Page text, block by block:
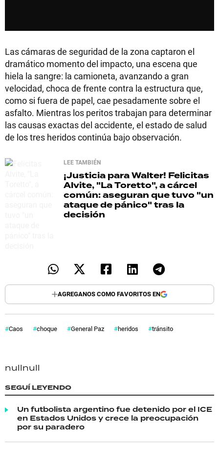
Las cámaras de seguridad de la zona captaron el
dramático momento del impacto, una escena que
hiela la sangre: la camioneta, avanzando a gran
velocidad, choca de frente contra la estructura que,
como si fuera de papel, cae pesadamente sobre el
asfalto. Mientras los peritos trabajan para determinar
las causas exactas del accidente, el estado de salud
de los tres heridos continúa bajo observación.
LEE TAMBIÉN
¡Justicia para Walter! Felicitas
Alvite, "La Toretto", a cárcel
común: aseguran que tuvo "un
ataque de pánico" tras la
decisión
AGREGANOS COMO FAVORITOS EN
Caos choque General Paz heridos tránsito
nullnull
SEGUÍ LEYENDO
Un futbolista argentino fue detenido por el ICE
en Estados Unidos y crece la preocupación
por su paradero